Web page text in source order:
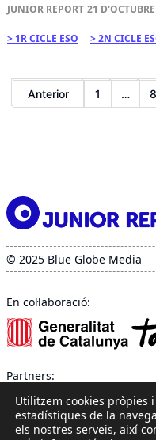
JUNIOR REPORT 21
1R CICLE ESO 2N CICLE
Paginació
de
Anterior 1 … 8
© 2025 Blue Globe Media
En col·laboració:
Partners:
Utilitzem cookies pròpies
estadístiques de la
els nostres serveis, així